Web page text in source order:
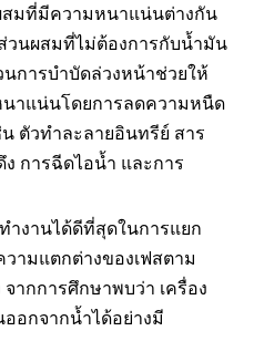
สมที่มีความหนาแน่นต่างกัน
วนผสมที่ไม่ต้องการกับน้ำมัน
การบำบัดล่วงหน้าช่วยให้
าแน่นโดยการลดความหนืด
ตัวทำละลายอินทรีย์ สาร
การฉีดไอน้ำ และการ
ำงานได้ดีที่สุดในการแยก
ามแตกต่างของเฟสตาม
ากการศึกษาพบว่า เครื่อง
อกจากน้ำได้อย่างมี